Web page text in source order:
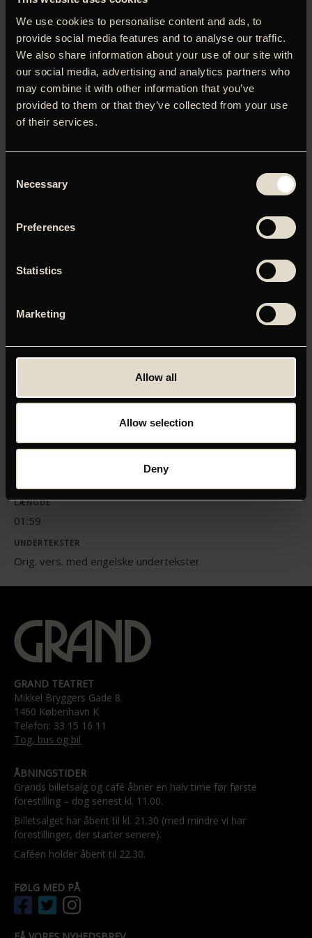
We use cookies to personalise content and ads, to
provide social media features and to analyse our traffic.
We also share information about your use of our site with
our social media, advertising and analytics partners who
may combine it with other information that you’ve
provided to them or that they’ve collected from your use
of their services.
Selection
Necessary
Preferences
Statistics
Marketing
Allow all
Allow selection
Deny
Sperduti), som er søn af to velrenommerede advokater
(spillet af Margherita Buy og Moretti selv), slår en
fodgænger ihjel, da han prøver at undvige Monica (Alba
Rohrwacher), som har veer og er desperat efter at få et
lift til fødegangen. Andréas bil ender i stedet med at brage
ind i Lucios (Riccardo Scamarcio) stue. Og også han har sit
at slås med. Forlægget er israelske Eshkol Nevos roman
handling – og det moralske, eksistentielle drama – fra Tel
verdenspremiere sidste sommer I Cannes, hvor den var
Du skal tillade marketing-cookies for at kunne se denne
ITALY22 - Tre piani (Three Floors)
LÆNGDE
01:59
UNDERTEKSTER
Orig. vers. med engelske undertekster
GRAND TEATRET
Mikkel Bryggers Gade 8
1460 København K
Telefon: 33 15 16 11
Tog, bus og bil
ÅBNINGSTIDER
Grands billetsalg og café åbner en halv time før første
forestilling – dog senest kl. 11.00.
Billetsalget har åbent til kl. 21.30 (med mindre vi har
forestillinger, der starter senere).
Caféen holder åbent til 22.30.
FØLG MED PÅ